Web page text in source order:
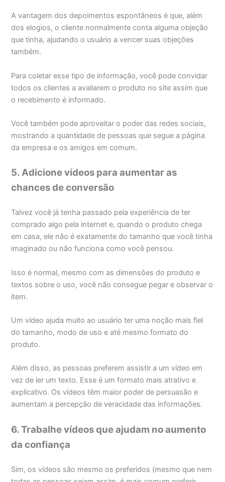
A vantagem dos depoimentos espontâneos é que, além
dos elogios, o cliente normalmente conta alguma objeção
que tinha, ajudando o usuário a vencer suas objeções
também.
Para coletar esse tipo de informação, você pode convidar
todos os clientes a avaliarem o produto no site assim que
o recebimento é informado.
Você também pode aproveitar o poder das redes sociais,
mostrando a quantidade de pessoas que segue a página
da empresa e os amigos em comum.
5. Adicione vídeos para aumentar as
chances de conversão
Talvez você já tenha passado pela experiência de ter
comprado algo pela internet e, quando o produto chega
em casa, ele não é exatamente do tamanho que você tinha
imaginado ou não funciona como você pensou.
Isso é normal, mesmo com as dimensões do produto e
textos sobre o uso, você não consegue pegar e observar o
item.
Um vídeo ajuda muito ao usuário ter uma noção mais fiel
do tamanho, modo de uso e até mesmo formato do
produto.
Além disso, as pessoas preferem assistir a um vídeo em
vez de ler um texto. Esse é um formato mais atrativo e
explicativo. Os vídeos têm maior poder de persuasão e
aumentam a percepção de veracidade das informações.
6. Trabalhe vídeos que ajudam no aumento
da confiança
Sim, os vídeos são mesmo os preferidos (mesmo que nem